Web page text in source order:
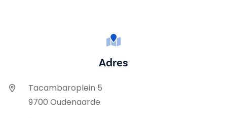
Adres
Tacambaroplein 5
9700 Oudenaarde